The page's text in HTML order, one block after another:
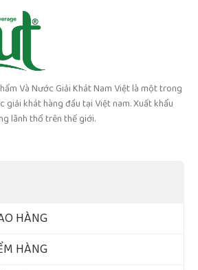
Và Nước Giải Khát Nam Việt là một trong
giải khát hàng đầu tại Việt nam. Xuất khẩu
lãnh thổ trên thế giới.
HÀNG
HÀNG